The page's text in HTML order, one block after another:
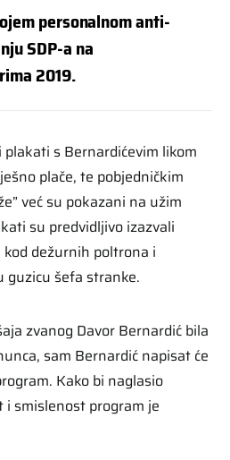
personalnom anti-
SDP-a na
2019.
s Bernardićevim likom
plače, te pobjedničkim
već su pokazani na užim
su predvidljivo izazvali
dežurnih poltrona i
guzicu šefa stranke.
zvanog Davor Bernardić bila
sam Bernardić napisat će
Kako bi naglasio
smislenost program je